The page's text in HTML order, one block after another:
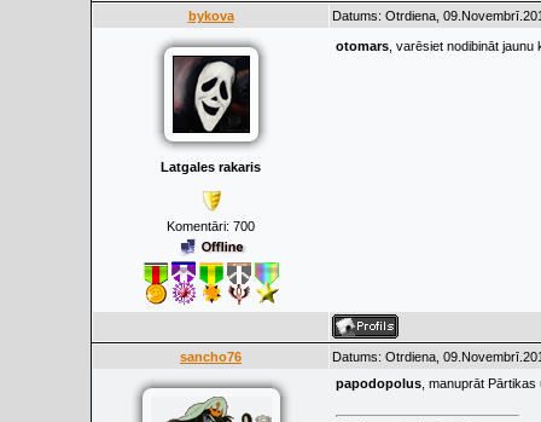
bykova Datums: Otrdiena,
Latgales rakaris
Komentāri: 700
otomars , varēsiet nodibināt
sancho76 Datums: Otrdiena,
papodopolus , manuprāt